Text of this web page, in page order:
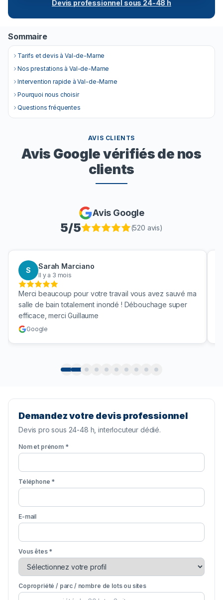
Devis professionnel sous 24-48 h
Sommaire
Tarifs et devis à Val-de-Marne
Nos prestations à Val-de-Marne
Intervention rapide à Val-de-Marne
Pourquoi nous choisir
Questions fréquentes
AVIS CLIENTS
Avis Google vérifiés de nos
clients
Avis Google
5/5 (520 avis)
S Sarah Marciano
Il y a 3 mois
Merci beaucoup pour votre travail vous avez sauvé ma
salle de bain totalement inondé ! Débouchage super
efficace, merci Guillaume
Google
Demandez votre devis professionnel
Devis pro sous 24-48 h, interlocuteur dédié.
Nom et prénom *
Téléphone *
E-mail
Vous êtes *
Copropriété / parc / nombre de lots ou sites